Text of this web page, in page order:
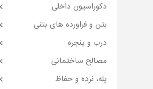
دکوراسیون داخلی
بتن و فراورده های بتنی
درب و پنجره
مصالح ساختمانی
پله، نرده و حفاظ